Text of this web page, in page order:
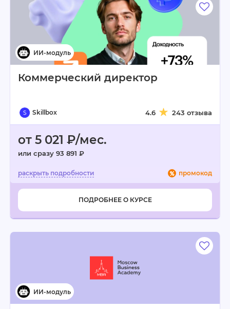
Коммерческий директор
Skillbox 4.6 243 отзыва
от 5 021 ₽/мес.
или сразу 93 891 ₽
промокод
ПОДРОБНЕЕ О КУРСЕ